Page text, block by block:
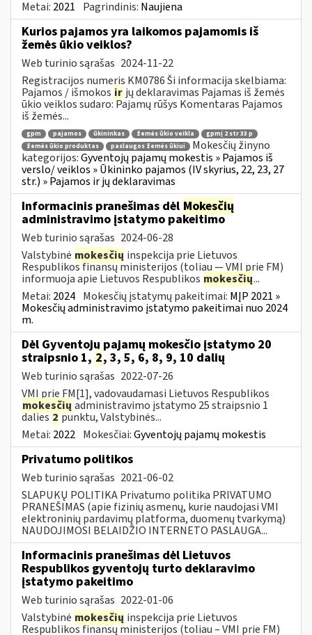
Metai: 2021 Pagrindinis: Naujiena
Kurios pajamos yra laikomos pajamomis iš
žemės ūkio veiklos?
Web turinio sąrašas 2024-11-22
Registracijos numeris KM0786 Ši informacija skelbiama:
Pajamos / išmokos ir jų deklaravimas Pajamas iš žemės
ūkio veiklos sudaro: Pajamų rūšys Komentaras Pajamos
iš žemės...
gpm pajamos ūkininkas žemės ūkio veikla
gpmį 2 str 33 p
žemės ūkio produktas
paslaugos žemės ūkiui
Mokesčių žinyno
kategorijos:Gyventojų pajamų mokestis » Pajamos iš
verslo/ veiklos » Ūkininko pajamos (IV skyrius, 22, 23, 27
str.) » Pajamos ir jų deklaravimas
Informacinis pranešimas dėl Mokesčių
administravimo įstatymo pakeitimo
Web turinio sąrašas 2024-06-28
Valstybinė mokesčių inspekcija prie Lietuvos
Respublikos finansų ministerijos (toliau — VMI prie FM)
informuoja apie Lietuvos Respublikos mokesčių...
Metai: 2024 Mokesčių įstatymų pakeitimai: MĮP 2021 »
Mokesčių administravimo įstatymo pakeitimai nuo 2024
m.
Dėl Gyventojų pajamų mokesčio įstatymo 20
straipsnio 1, 2, 3, 5, 6, 8, 9, 10 dalių
Web turinio sąrašas 2022-07-26
VMI prie FM[1], vadovaudamasi Lietuvos Respublikos
mokesčių administravimo įstatymo 25 straipsnio 1
dalies2punktu, Valstybinės...
Metai: 2022 Mokesčiai:Gyventojų pajamų mokestis
Privatumo politikos
Web turinio sąrašas 2021-06-02
SLAPUKŲ POLITIKA Privatumo politika PRIVATUMO
PRANEŠIMAS (apie fizinių asmenų, kurie naudojasi VMI
elektroninių pardavimų platforma, duomenų tvarkymą)
NAUDOJIMOSI BELAIDŽIO INTERNETO PASLAUGA...
Informacinis pranešimas dėl Lietuvos
Respublikos gyventojų turto deklaravimo
įstatymo pakeitimo
Web turinio sąrašas 2022-01-06
Valstybinė mokesčių inspekcija prie Lietuvos
Respublikos finansų ministerijos (toliau – VMI prie FM)